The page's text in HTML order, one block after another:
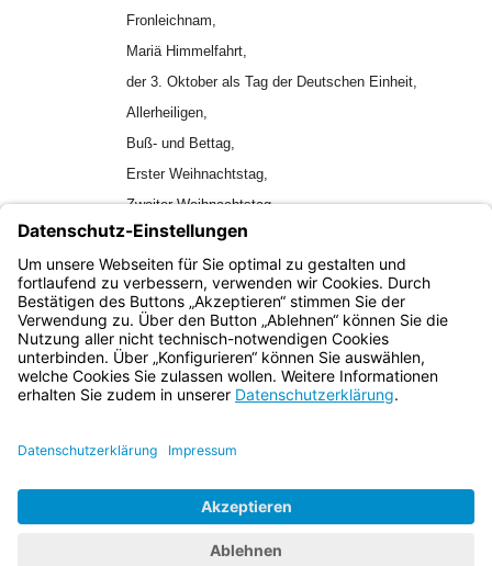
Fronleichnam,
Mariä Himmelfahrt,
der 3. Oktober als Tag der Deutschen Einheit,
Allerheiligen,
Buß- und Bettag,
Erster Weihnachtstag,
Zweiter Weihnachtstag,
–
in der Stadt Augsburg außerdem:
der 8. August (Friedensfest).
Bayern.de
BayernPortal
Impressum